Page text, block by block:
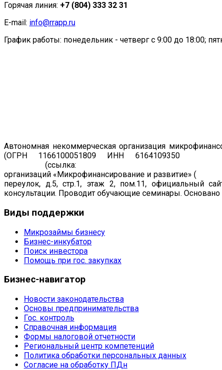
Горячая линия: +7 (804) 333 32 31
E-mail: info@rrapp.ru
График работы: понедельник - четверг с 9:00 до 18:00;
Автономная некоммерческая организация
(ОГРН 1166100051809 ИНН 6164109350
(ссылка:
организаций «Микрофинансирование и развитие» (рег.
переулок, д.5, стр.1, этаж 2, пом.11, официальный
консультации. Проводит обучающие семинары. Основано
Виды поддержки
Микрозаймы бизнесу
Бизнес-инкубатор
Поиск инвестора
Помощь при гос. закупках
Бизнес-навигатор
Новости законодательства
Основы предпринимательства
Гос. контроль
Справочная информация
Формы налоговой отчетности
Региональный центр компетенций
Политика обработки персональных данных
Согласие на обработку ПДн